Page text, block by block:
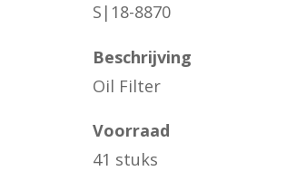
S|18-8870
Beschrijving
Oil Filter
Voorraad
41 stuks